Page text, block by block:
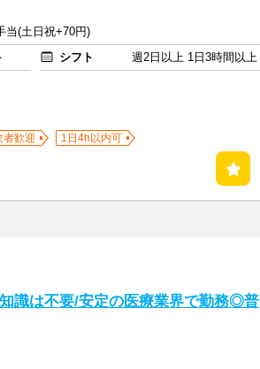
当(土日祝+70円)
シフト
週2日以上 1日3時間以上
者歓迎
1日4h以内可
識は不要/安定の医療業界で勤務◎普